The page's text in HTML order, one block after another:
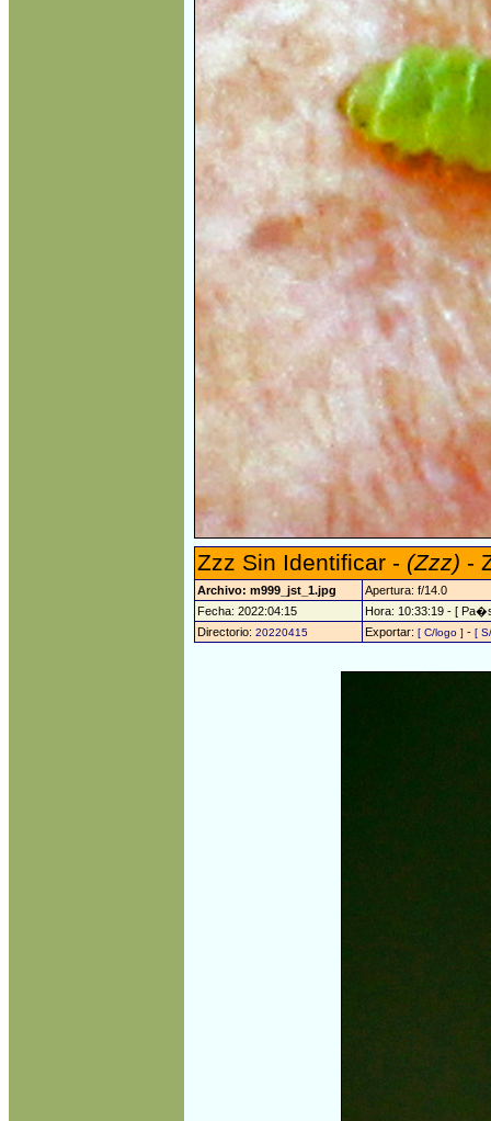
Zzz Sin Identificar - (Zzz) -
Archivo: m999_jst_1.jpg
Apertura: f/14.0
Fecha: 2022:04:15
Hora: 10:33:19 - [
Directorio: 20220415 Exportar: [ C/logo ] - [